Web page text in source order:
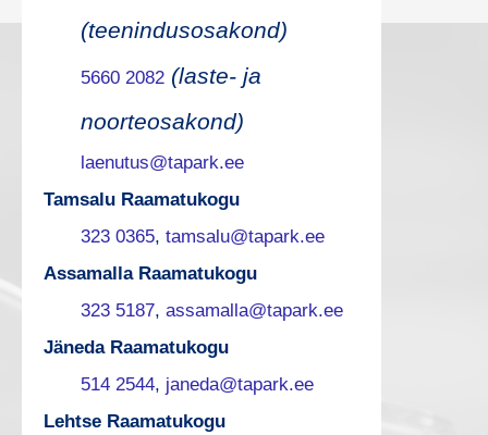
(teenindusosakond)
5660 2082 (laste- ja
noorteosakond)
laenutus@tapark.ee
Tamsalu Raamatukogu
323 0365, tamsalu@tapark.ee
Assamalla Raamatukogu
323 5187, assamalla@tapark.ee
Jäneda Raamatukogu
514 2544, janeda@tapark.ee
Lehtse Raamatukogu